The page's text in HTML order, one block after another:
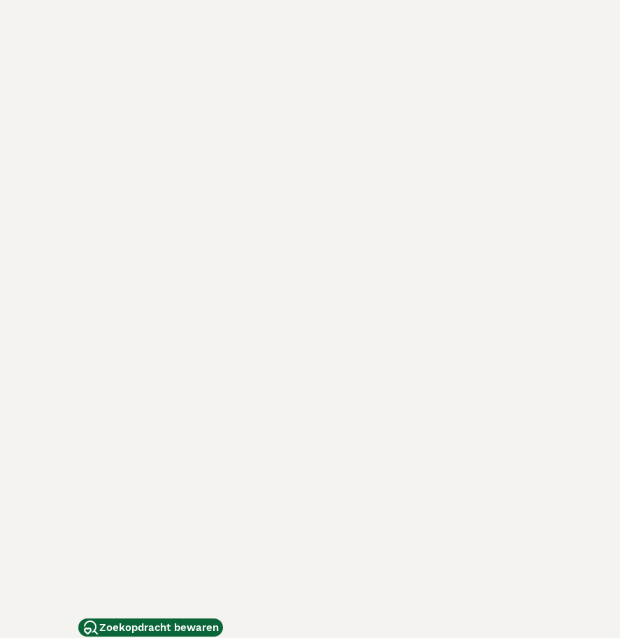
Zoekopdracht bewaren